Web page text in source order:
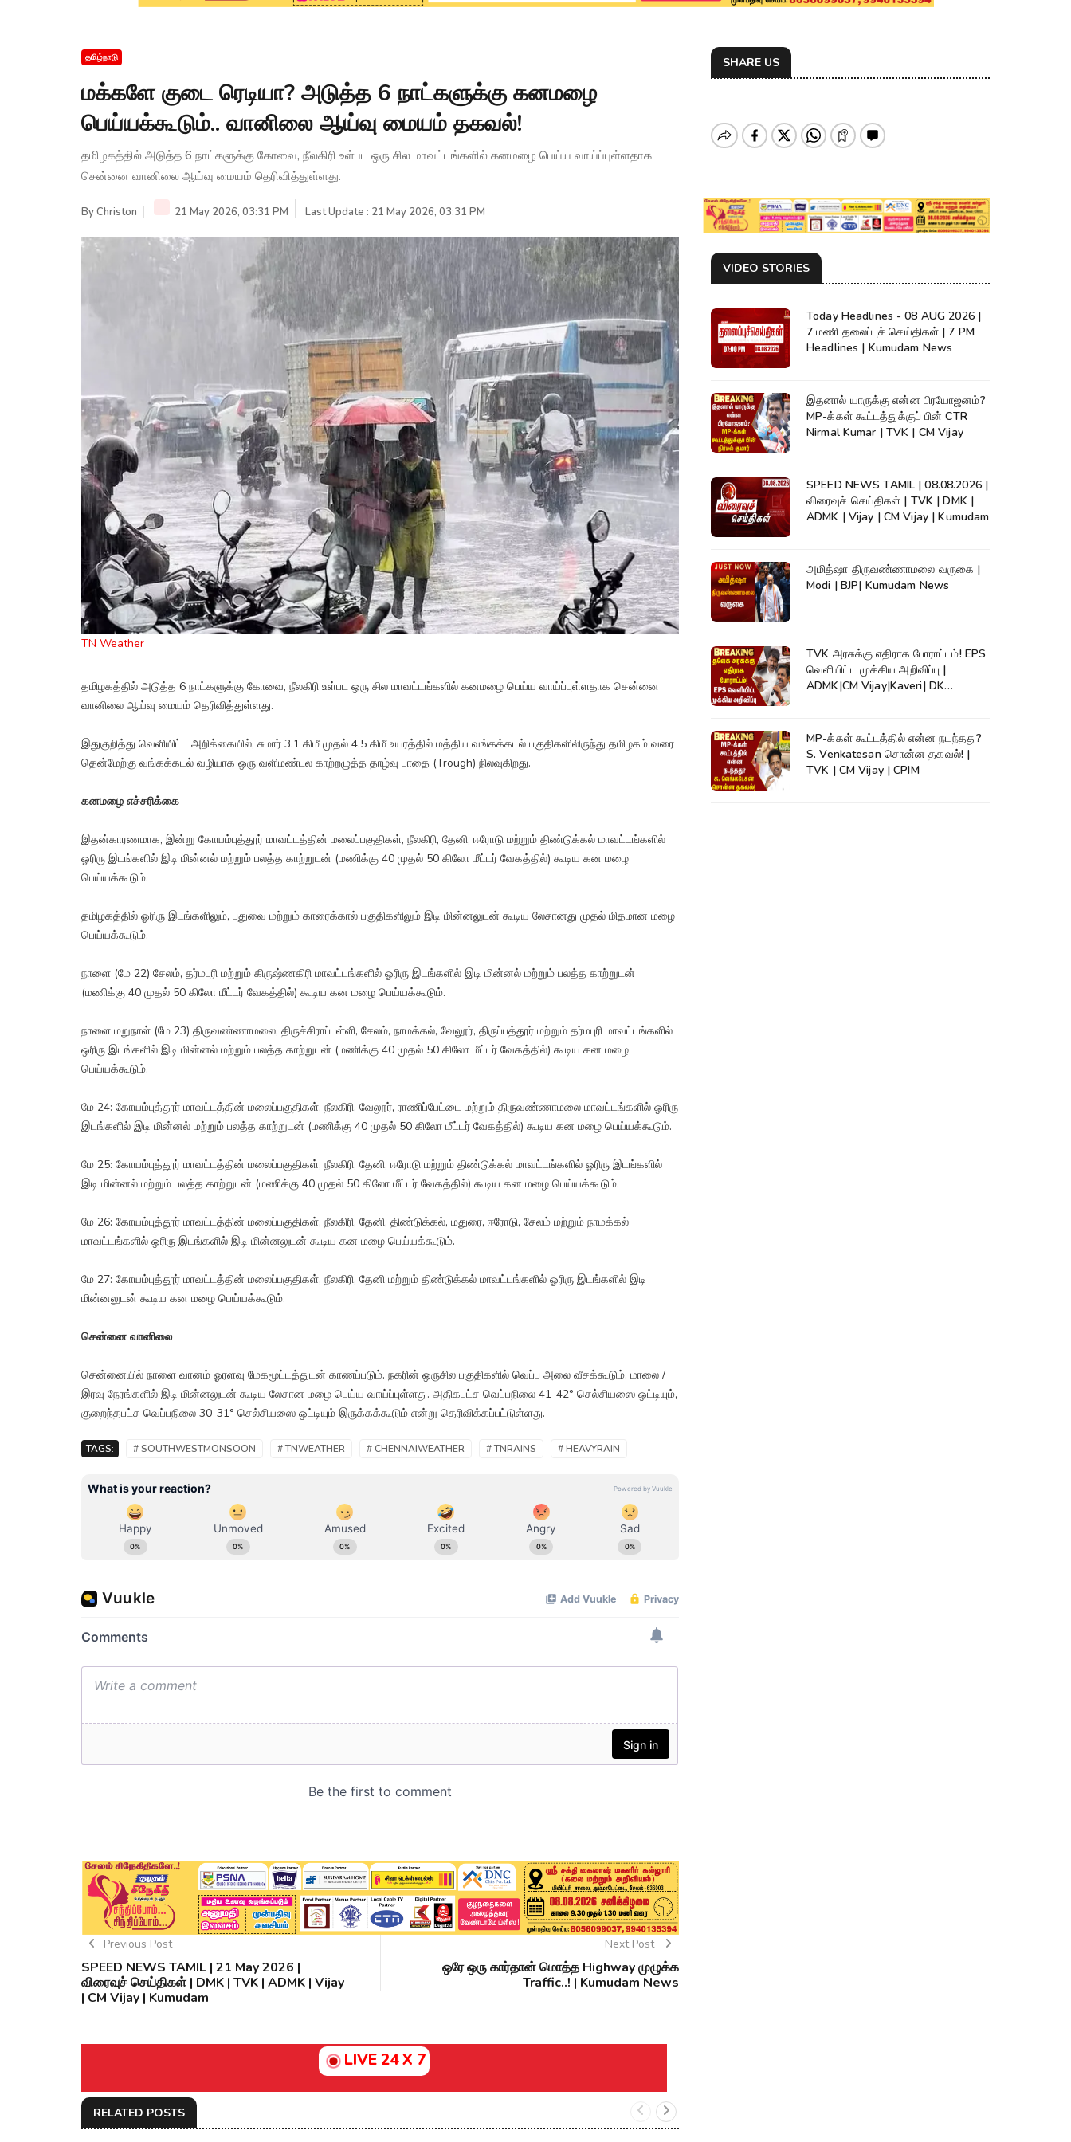
தமிழ்நாடு
மக்களே குடை ரெடியா? அடுத்த 6 நாட்களுக்கு கனமழை
பெய்யக்கூடும்.. வானிலை ஆய்வு மையம் தகவல்!
தமிழகத்தில் அடுத்த 6 நாட்களுக்கு கோவை, நீலகிரி உள்பட ஒரு சில மாவட்டங்களில் கனமழை பெய்ய வாய்ப்புள்ளதாக
சென்னை வானிலை ஆய்வு மையம் தெரிவித்துள்ளது.
ByChriston 21 May 2026, 03:31 PM Last Update : 21 May 2026, 03:31 PM
TN Weather
தமிழகத்தில் அடுத்த 6 நாட்களுக்கு கோவை, நீலகிரி உள்பட ஒரு சில மாவட்டங்களில் கனமழை பெய்ய வாய்ப்புள்ளதாக சென்னை
வானிலை ஆய்வு மையம் தெரிவித்துள்ளது.
இதுகுறித்து வெளியிட்ட அறிக்கையில், சுமார் 3.1 கிமீ முதல் 4.5 கிமீ உயரத்தில் மத்திய வங்கக்கடல் பகுதிகளிலிருந்து தமிழகம் வரை
தென்மேற்கு வங்கக்கடல் வழியாக ஒரு வளிமண்டல காற்றழுத்த தாழ்வு பாதை (Trough) நிலவுகிறது.
கனமழை எச்சரிக்கை
இதன்காரணமாக, இன்று கோயம்புத்தூர் மாவட்டத்தின் மலைப்பகுதிகள், நீலகிரி, தேனி, ஈரோடு மற்றும் திண்டுக்கல் மாவட்டங்களில்
ஓரிரு இடங்களில் இடி மின்னல் மற்றும் பலத்த காற்றுடன் (மணிக்கு 40 முதல் 50 கிலோ மீட்டர் வேகத்தில்) கூடிய கன மழை
பெய்யக்கூடும்.
தமிழகத்தில் ஓரிரு இடங்களிலும், புதுவை மற்றும் காரைக்கால் பகுதிகளிலும் இடி மின்னலுடன் கூடிய லேசானது முதல் மிதமான மழை
பெய்யக்கூடும்.
நாளை (மே 22) சேலம், தர்மபுரி மற்றும் கிருஷ்ணகிரி மாவட்டங்களில் ஓரிரு இடங்களில் இடி மின்னல் மற்றும் பலத்த காற்றுடன்
(மணிக்கு 40 முதல் 50 கிலோ மீட்டர் வேகத்தில்) கூடிய கன மழை பெய்யக்கூடும்.
நாளை மறுநாள் (மே 23) திருவண்ணாமலை, திருச்சிராப்பள்ளி, சேலம், நாமக்கல், வேலூர், திருப்பத்தூர் மற்றும் தர்மபுரி மாவட்டங்களில்
ஒரிரு இடங்களில் இடி மின்னல் மற்றும் பலத்த காற்றுடன் (மணிக்கு 40 முதல் 50 கிலோ மீட்டர் வேகத்தில்) கூடிய கன மழை
பெய்யக்கூடும்.
மே 24: கோயம்புத்தூர் மாவட்டத்தின் மலைப்பகுதிகள், நீலகிரி, வேலூர், ராணிப்பேட்டை மற்றும் திருவண்ணாமலை மாவட்டங்களில் ஓரிரு
இடங்களில் இடி மின்னல் மற்றும் பலத்த காற்றுடன் (மணிக்கு 40 முதல் 50 கிலோ மீட்டர் வேகத்தில்) கூடிய கன மழை பெய்யக்கூடும்.
மே 25: கோயம்புத்தூர் மாவட்டத்தின் மலைப்பகுதிகள், நீலகிரி, தேனி, ஈரோடு மற்றும் திண்டுக்கல் மாவட்டங்களில் ஓரிரு இடங்களில்
இடி மின்னல் மற்றும் பலத்த காற்றுடன் (மணிக்கு 40 முதல் 50 கிலோ மீட்டர் வேகத்தில்) கூடிய கன மழை பெய்யக்கூடும்.
மே 26: கோயம்புத்தூர் மாவட்டத்தின் மலைப்பகுதிகள், நீலகிரி, தேனி, திண்டுக்கல், மதுரை, ஈரோடு, சேலம் மற்றும் நாமக்கல்
மாவட்டங்களில் ஒரிரு இடங்களில் இடி மின்னலுடன் கூடிய கன மழை பெய்யக்கூடும்.
மே 27: கோயம்புத்தூர் மாவட்டத்தின் மலைப்பகுதிகள், நீலகிரி, தேனி மற்றும் திண்டுக்கல் மாவட்டங்களில் ஓரிரு இடங்களில் இடி
மின்னலுடன் கூடிய கன மழை பெய்யக்கூடும்.
சென்னை வானிலை
சென்னையில் நாளை வானம் ஓரளவு மேகமூட்டத்துடன் காணப்படும். நகரின் ஒருசில பகுதிகளில் வெப்ப அலை வீசக்கூடும். மாலை /
இரவு நேரங்களில் இடி மின்னலுடன் கூடிய லேசான மழை பெய்ய வாய்ப்புள்ளது. அதிகபட்ச வெப்பநிலை 41-42° செல்சியஸை ஒட்டியும்,
குறைந்தபட்ச வெப்பநிலை 30-31° செல்சியஸை ஒட்டியும் இருக்கக்கூடும் என்று தெரிவிக்கப்பட்டுள்ளது.
TAGS: # SOUTHWESTMONSOON # TNWEATHER # CHENNAIWEATHER # TNRAINS # HEAVYRAIN
Previous Post
SPEED NEWS TAMIL | 21 May 2026 |
விரைவுச் செய்திகள் | DMK | TVK | ADMK | Vijay
| CM Vijay | Kumudam
Next Post
ஒரே ஒரு கார்தான் மொத்த Highway முழுக்க
Traffic..! | Kumudam News
LIVE 24 X 7
RELATED POSTS
SHARE US
VIDEO STORIES
Today Headlines - 08 AUG 2026 |
7 மணி தலைப்புச் செய்திகள் | 7 PM
Headlines | Kumudam News
இதனால் யாருக்கு என்ன பிரயோஜனம்?
MP-க்கள் கூட்டத்துக்குப் பின் CTR
Nirmal Kumar | TVK | CM Vijay
SPEED NEWS TAMIL | 08.08.2026 |
விரைவுச் செய்திகள் | TVK | DMK |
ADMK | Vijay | CM Vijay | Kumudam
அமித்ஷா திருவண்ணாமலை வருகை |
Modi | BJP| Kumudam News
TVK அரசுக்கு எதிராக போராட்டம்! EPS
வெளியிட்ட முக்கிய அறிவிப்பு |
ADMK|CM Vijay|Kaveri| DK
MP-க்கள் கூட்டத்தில் என்ன நடந்தது?
S. Venkatesan சொன்ன தகவல்! |
TVK | CM Vijay | CPIM